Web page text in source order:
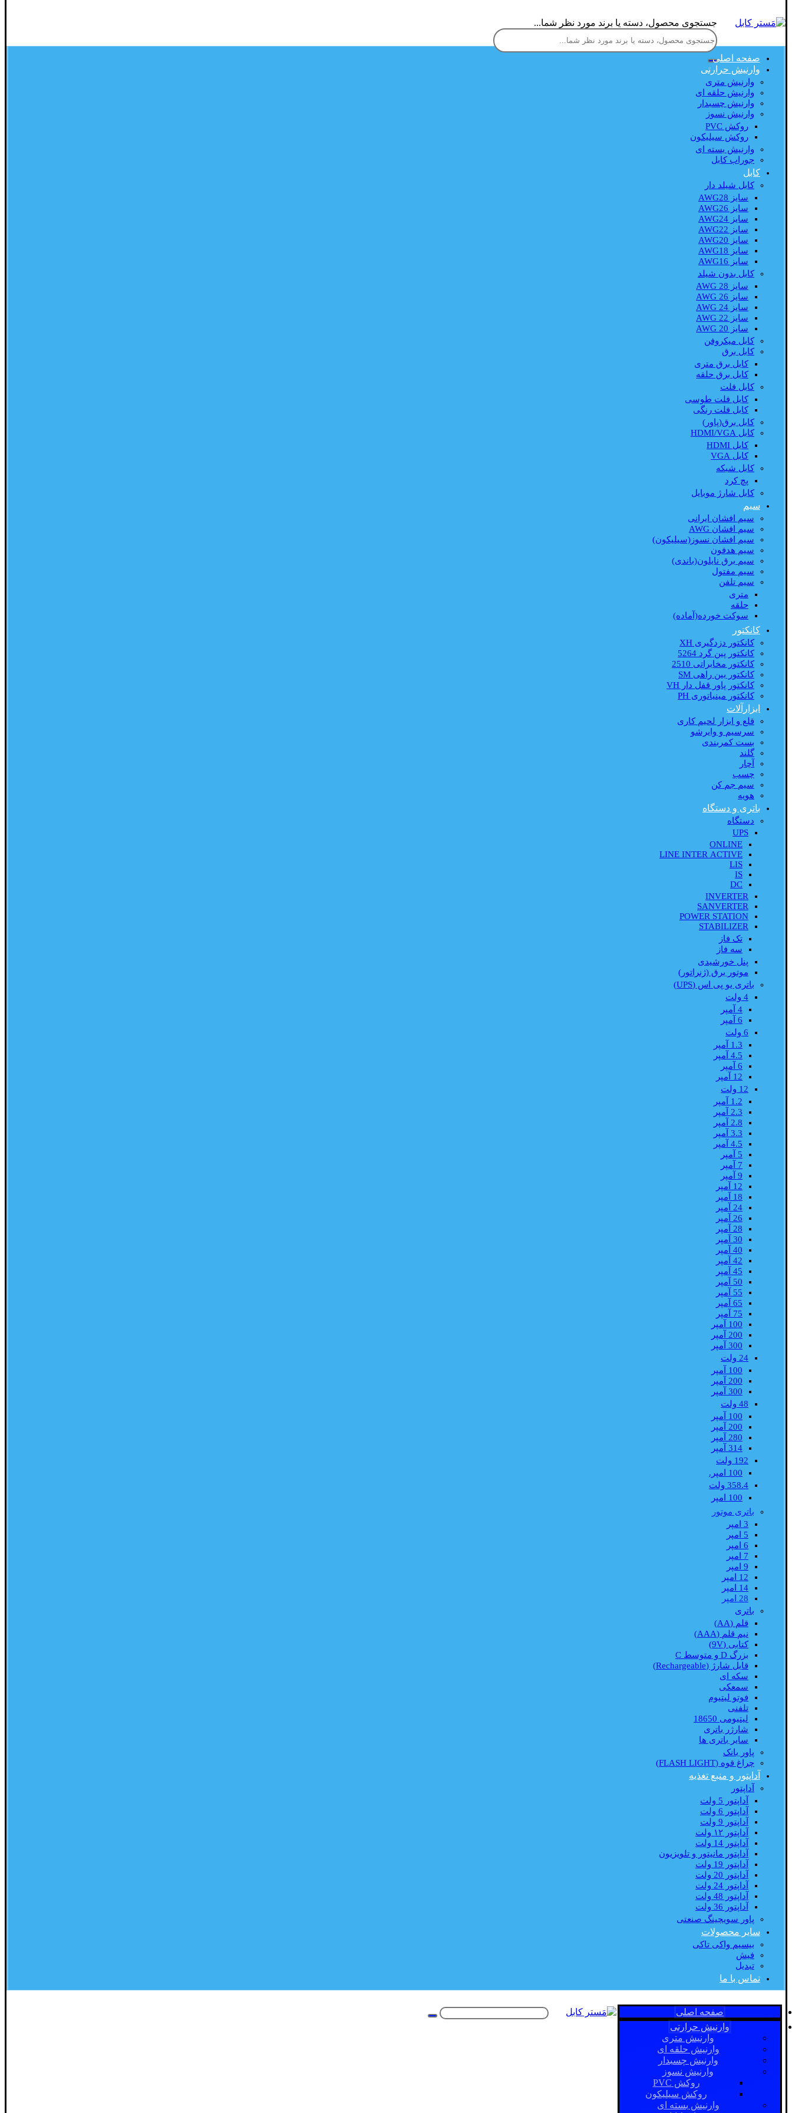
جستجوی محصول، دسته یا برند مورد نظر شما...
صفحه اصلی
وارنیش حرارتی
وارنیش متری
وارنیش حلقه ای
وارنیش چسبدار
وارنیش نسوز
روکش PVC
روکش سیلیکون
وارنیش بسته ای
جوراب کابل
کابل
کابل شیلد دار
سایز AWG28
سایز AWG26
سایز AWG24
سایز AWG22
سایز AWG20
سایز AWG18
سایز AWG16
کابل بدون شیلد
سایز AWG 28
سایز AWG 26
سایز AWG 24
سایز AWG 22
سایز AWG 20
کابل میکروفن
کابل برق
کابل برق متری
کابل برق حلقه
کابل فلت
کابل فلت طوسی
کابل فلت رنگی
کابل برق(پاور)
کابل HDMI/VGA
کابل HDMI
کابل VGA
کابل شبکه
پچ کرد
کابل شارژ موبایل
سیم
سیم افشان ایرانی
سیم افشان AWG
سیم افشان نسوز(سیلیکون)
سیم هدفون
سیم برق نایلون(باندی)
سیم مفتول
سیم تلفن
متری
حلقه
سوکت خورده(آماده)
کانکتور
کانکتور دزدگیری XH
کانکتور پین گرد 5264
کانکتور مخابراتی 2510
کانکتور بین راهی SM
کانکتور پاور قفل دار VH
کانکتور مینیاتوری PH
ابزارآلات
قلع و ابزار لحیم کاری
سرسیم و وایرشو
بست کمربندی
گلند
آچار
چسب
سیم جم کن
هویه
باتری و دستگاه
دستگاه
UPS
ONLINE
LINE INTER ACTIVE
LIS
IS
DC
INVERTER
SANVERTER
POWER STATION
STABILIZER
تک فاز
سه فاز
پنل خورشیدی
موتور برق (ژنراتور)
باتری یو پی اس (UPS)
4 ولت
4 آمپر
6 آمپر
6 ولت
1.3 آمپر
4.5 آمپر
6 آمپر
12 آمپر
12 ولت
1.2 آمپر
2.3 آمپر
2.8 آمپر
3.3 آمپر
4.5 آمپر
5 آمپر
7 آمپر
9 آمپر
12 آمپر
18 آمپر
24 آمپر
26 آمپر
28 آمپر
30 آمپر
40 آمپر
42 آمپر
45 آمپر
50 آمپر
55 آمپر
65 آمپر
75 آمپر
100 آمپر
200 آمپر
300 آمپر
24 ولت
100 آمپر
200 آمپر
300 آمپر
48 ولت
100 آمپر
200 آمپر
280 آمپر
314 آمپر
192 ولت
100 امپر.
358.4 ولت
100 امپر
باتری موتور
3 امپر
5 امپر
6 امپر
7 امپر
9 امپر
12 امپر
14 امپر
28 امپر
باتری
قلم (AA)
نیم قلم (AAA)
کتابی (9V)
بزرگ D و متوسط C
قابل شارژ (Rechargeable)
سکه ای
سمعکی
فوتو لیتیوم
تلفنی
لیتیومی 18650
شارژر باتری
سایر باتری ها
پاور بانک
چراغ قوه (FLASH LIGHT)
آداپتور و منبع تغذیه
آداپتور
آداپتور 5 ولت
آداپتور 6 ولت
آداپتور 9 ولت
آداپتور ۱۲ ولت
آداپتور 14 ولت
آداپتور مانیتور و تلویزیون
آداپتور 19 ولت
آداپتور 20 ولت
آداپتور 24 ولت
آداپتور 48 ولت
آداپتور 36 ولت
پاور سویچینگ صنعتی
سایر محصولات
بیسیم واکی تاکی
فیش
تبدیل
تماس با ما
صفحه اصلی
وارنیش حرارتی
وارنیش متری
وارنیش حلقه ای
وارنیش چسبدار
وارنیش نسوز
روکش PVC
روکش سیلیکون
وارنیش بسته ای